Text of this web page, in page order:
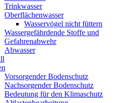
Trinkwasser
Oberflächenwasser
Wasservögel nicht füttern
Wassergefährdende Stoffe und
Gefahrenabwehr
Abwasser
Vorsorgender Bodenschutz
Nachsorgender Bodenschutz
Bedeutung für den Klimaschutz